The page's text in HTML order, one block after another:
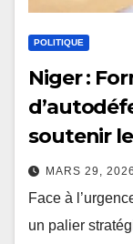
POLITIQUE
Niger :
soutenir
MARS 29, 2026
Face à
un palier